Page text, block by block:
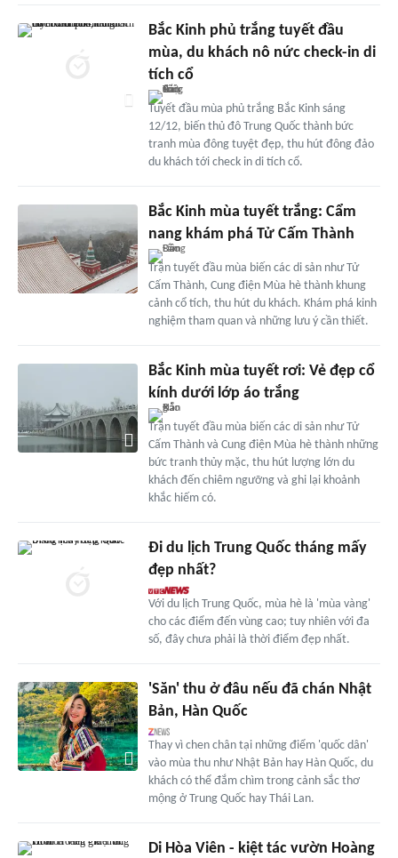
Bắc Kinh phủ trắng tuyết đầu
mùa, du khách nô nức check-in di
tích cổ
Tuyết đầu mùa phủ trắng Bắc Kinh sáng
12/12, biến thủ đô Trung Quốc thành bức
tranh mùa đông tuyệt đẹp, thu hút đông đảo
du khách tới check in di tích cổ.
Bắc Kinh mùa tuyết trắng: Cẩm
nang khám phá Tử Cấm Thành
Trận tuyết đầu mùa biến các di sản như Tử
Cấm Thành, Cung điện Mùa hè thành khung
cảnh cổ tích, thu hút du khách. Khám phá kinh
nghiệm tham quan và những lưu ý cần thiết.
Bắc Kinh mùa tuyết rơi: Vẻ đẹp cổ
kính dưới lớp áo trắng
Trận tuyết đầu mùa biến các di sản như Tử
Cấm Thành và Cung điện Mùa hè thành những
bức tranh thủy mặc, thu hút lượng lớn du
khách đến chiêm ngưỡng và ghi lại khoảnh
khắc hiếm có.
Đi du lịch Trung Quốc tháng mấy
đẹp nhất?
Với du lịch Trung Quốc, mùa hè là 'mùa vàng'
cho các điểm đến vùng cao; tuy nhiên với đa
số, đây chưa phải là thời điểm đẹp nhất.
'Săn' thu ở đâu nếu đã chán Nhật
Bản, Hàn Quốc
Thay vì chen chân tại những điểm 'quốc dân'
vào mùa thu như Nhật Bản hay Hàn Quốc, du
khách có thể đắm chìm trong cảnh sắc thơ
mộng ở Trung Quốc hay Thái Lan.
Di Hòa Viên - kiệt tác vườn Hoàng